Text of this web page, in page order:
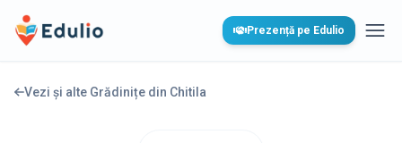
Edulio Prezență pe Edulio
Vezi și alte Grădinițe din Chitila